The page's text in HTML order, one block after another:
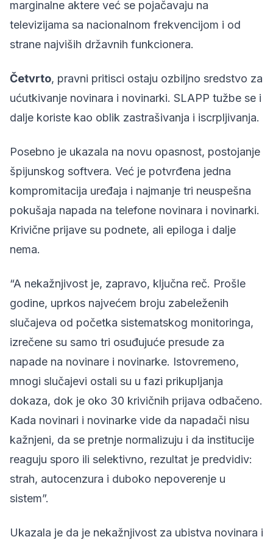
marginalne aktere već se pojačavaju na
televizijama sa nacionalnom frekvencijom i od
strane najviših državnih funkcionera.
Četvrto, pravni pritisci ostaju ozbiljno sredstvo za
ućutkivanje novinara i novinarki. SLAPP tužbe se i
dalje koriste kao oblik zastrašivanja i iscrpljivanja.
Posebno je ukazala na novu opasnost, postojanje
špijunskog softvera. Već je potvrđena jedna
kompromitacija uređaja i najmanje tri neuspešna
pokušaja napada na telefone novinara i novinarki.
Krivične prijave su podnete, ali epiloga i dalje
nema.
“A nekažnjivost je, zapravo, ključna reč. Prošle
godine, uprkos najvećem broju zabeleženih
slučajeva od početka sistematskog monitoringa,
izrečene su samo tri osuđujuće presude za
napade na novinare i novinarke. Istovremeno,
mnogi slučajevi ostali su u fazi prikupljanja
dokaza, dok je oko 30 krivičnih prijava odbačeno.
Kada novinari i novinarke vide da napadači nisu
kažnjeni, da se pretnje normalizuju i da institucije
reaguju sporo ili selektivno, rezultat je predvidiv:
strah, autocenzura i duboko nepoverenje u
sistem”.
Ukazala je da je nekažnjivost za ubistva novinara i